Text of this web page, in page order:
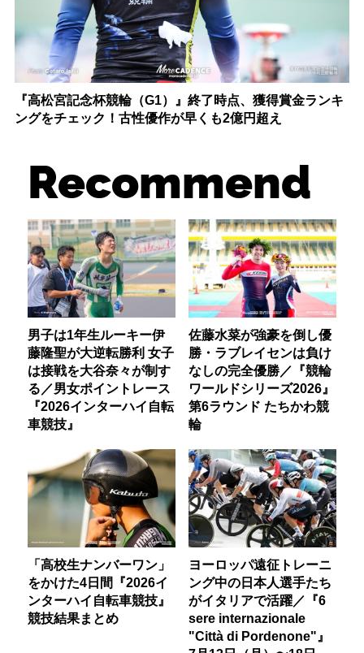
『高松宮記念杯競輪（G1）』終了時点、獲得賞金ランキ
ングをチェック！古性優作が早くも2億円超え
Recommend
男子は1年生ルーキー伊
藤隆聖が大逆転勝利 女子
は接戦を大谷奈々が制す
る／男女ポイントレース
『2026インターハイ自転
車競技』
佐藤水菜が強豪を倒し優
勝・ラブレイセンは負け
なしの完全優勝／『競輪
ワールドシリーズ2026』
第6ラウンド たちかわ競
輪
「高校生ナンバーワン」
をかけた4日間『2026イ
ンターハイ自転車競技』
競技結果まとめ
ヨーロッパ遠征トレーニ
ング中の日本人選手たち
がイタリアで活躍／『6
sere internazionale
"Città di Pordenone"』